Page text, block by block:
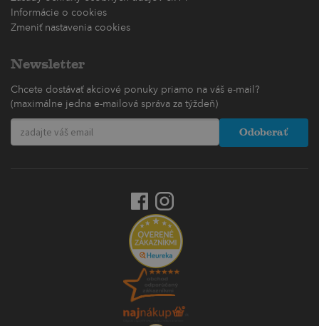
Informácie o cookies
Zmeniť nastavenia cookies
Newsletter
Chcete dostávať akciové ponuky priamo na váš e-mail?
(maximálne jedna e-mailová správa za týždeň)
Odoberať